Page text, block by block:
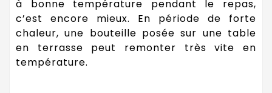
à bonne température pendant le repas,
c’est encore mieux. En période de forte
chaleur, une bouteille posée sur une table
en terrasse peut remonter très vite en
température.